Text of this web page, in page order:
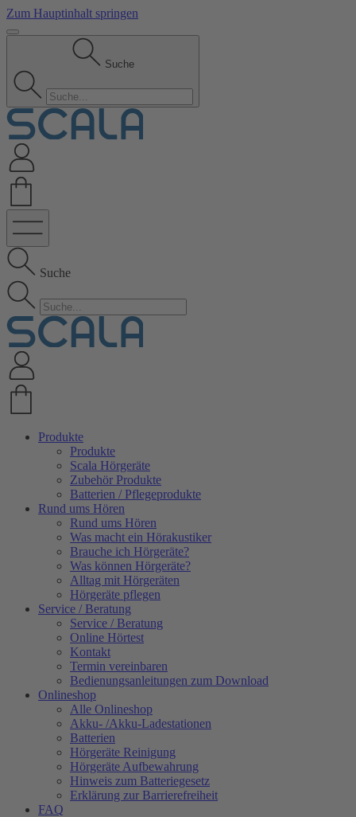
Zum Hauptinhalt springen
Suche
Suche
Produkte
Produkte
Scala Hörgeräte
Zubehör Produkte
Batterien / Pflegeprodukte
Rund ums Hören
Rund ums Hören
Was macht ein Hörakustiker
Brauche ich Hörgeräte?
Was können Hörgeräte?
Alltag mit Hörgeräten
Hörgeräte pflegen
Service / Beratung
Service / Beratung
Online Hörtest
Kontakt
Termin vereinbaren
Bedienungsanleitungen zum Download
Onlineshop
Alle Onlineshop
Akku- /Akku-Ladestationen
Batterien
Hörgeräte Reinigung
Hörgeräte Aufbewahrung
Hinweis zum Batteriegesetz
Erklärung zur Barrierefreiheit
FAQ